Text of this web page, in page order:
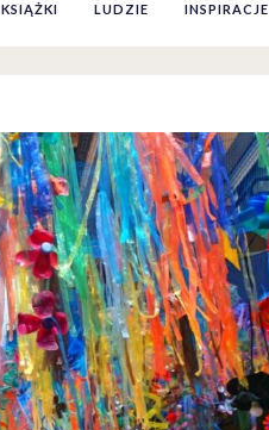
KSIĄŻKI LUDZIE INSPIRACJE